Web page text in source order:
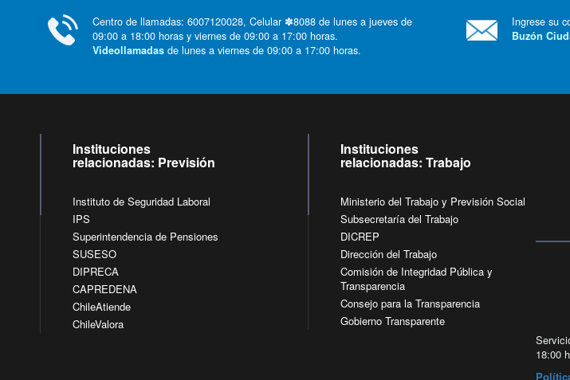
Centro de llamadas: 6007120028, Celular ✽8088 de lunes a jueves de
09:00 a 18:00 horas y viernes de 09:00 a 17:00 horas.
Videollamadas de lunes a viernes de 09:00 a 17:00 horas.
Ingrese su
Buzón
Instituciones
relacionadas: Previsión
Instituto de Seguridad Laboral
IPS
Superintendencia de Pensiones
SUSESO
DIPRECA
CAPREDENA
ChileAtiende
ChileValora
Instituciones
relacionadas: Trabajo
Ministerio del Trabajo y Previsión Social
Subsecretaría del Trabajo
DICREP
Dirección del Trabajo
Comisión de Integridad Pública y
Transparencia
Consejo para la Transparencia
Gobierno Transparente
18:00